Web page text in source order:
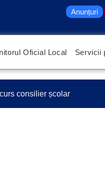
Anunțuri
Oficial Local Servicii
consilier școlar